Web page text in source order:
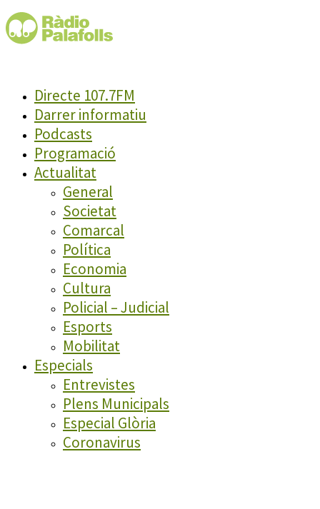
Directe 107.7FM
Darrer informatiu
Podcasts
Programació
Actualitat
General
Societat
Comarcal
Política
Economia
Cultura
Policial – Judicial
Esports
Mobilitat
Especials
Entrevistes
Plens Municipals
Especial Glòria
Coronavirus